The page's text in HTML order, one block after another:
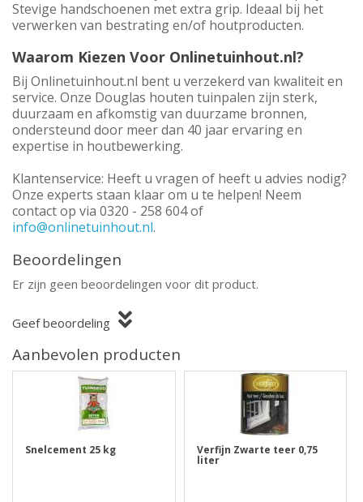
Stevige handschoenen met extra grip. Ideaal bij het
verwerken van bestrating en/of houtproducten.
Waarom Kiezen Voor Onlinetuinhout.nl?
Bij Onlinetuinhout.nl bent u verzekerd van kwaliteit en
service. Onze Douglas houten tuinpalen zijn sterk,
duurzaam en afkomstig van duurzame bronnen,
ondersteund door meer dan 40 jaar ervaring en
expertise in houtbewerking.
Klantenservice: Heeft u vragen of heeft u advies nodig?
Onze experts staan klaar om u te helpen! Neem
contact op via 0320 - 258 604 of
info@onlinetuinhout.nl.
Beoordelingen
Er zijn geen beoordelingen voor dit product.
Geef beoordeling
Aanbevolen producten
Snelcement 25 kg Verfijn Zwarte teer 0,75
liter